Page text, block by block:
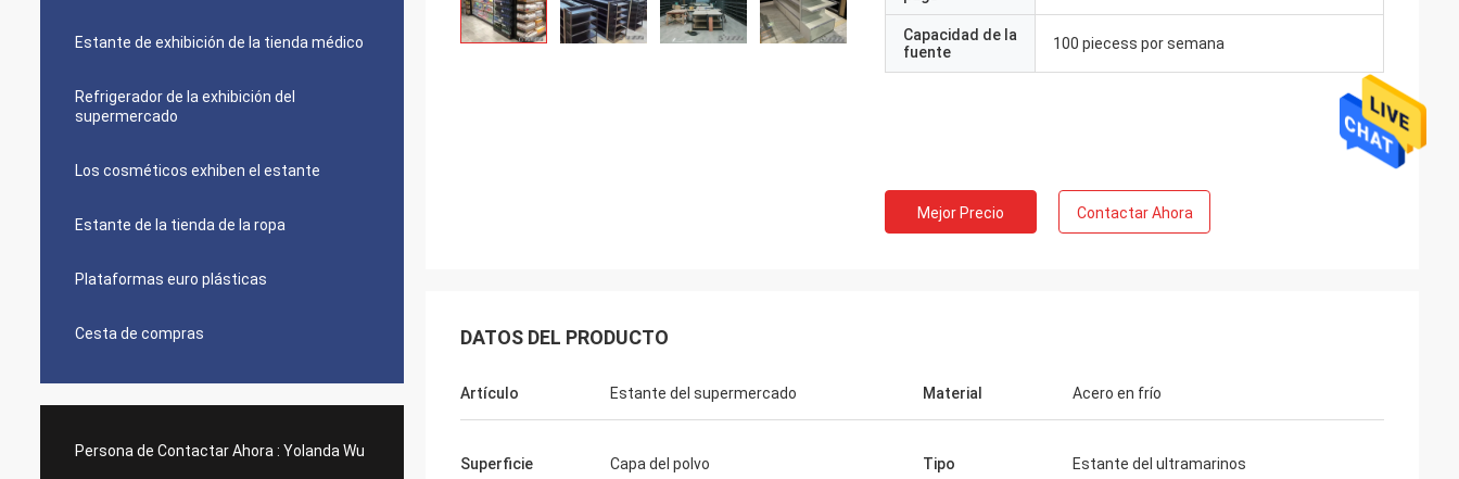
Estante de exhibición de la tienda médico
Refrigerador de la exhibición del
supermercado
Los cosméticos exhiben el estante
Estante de la tienda de la ropa
Plataformas euro plásticas
Cesta de compras
Persona de Contactar Ahora : Yolanda Wu
Capacidad de la
fuente
100 piecess por semana
Mejor Precio Contactar Ahora
DATOS DEL PRODUCTO
Artículo Estante del supermercado Material Acero en frío
Superficie Capa del polvo Tipo Estante del ultramarinos